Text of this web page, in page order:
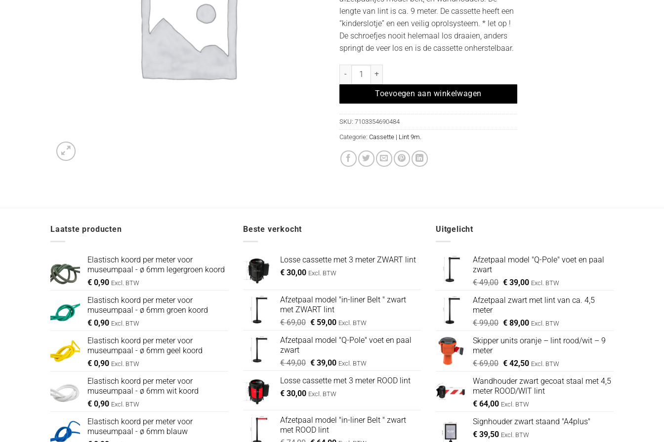
lengte van lint is ca. 9 meter. De cassette heeft een
“kinderslotje” en een veilig oprolsysteem. * let op !
De schroefjes nooit helemaal los draaien, anders
springt de veer los en is de cassette onherstelbaar.
Losse cassette met 9 meter PAARS lint hoeveelheid
Toevoegen aan winkelwagen
SKU: 7103354690484
Categorie: Cassette | Lint 9m.
Laatste producten
Elastisch koord per meter voor
museumpaal - ø 6mm legergroen koord
€ 0,90 Excl. BTW
Elastisch koord per meter voor
museumpaal - ø 6mm groen koord
€ 0,90 Excl. BTW
Elastisch koord per meter voor
museumpaal - ø 6mm geel koord
€ 0,90 Excl. BTW
Elastisch koord per meter voor
museumpaal - ø 6mm wit koord
€ 0,90 Excl. BTW
Elastisch koord per meter voor
museumpaal - ø 6mm blauw
Beste verkocht
Losse cassette met 3 meter ZWART lint
€ 30,00 Excl. BTW
Afzetpaal model "in-liner Belt " zwart
met ZWART lint
€69,00 Oorspronkelijke
was:
€59,00Huidige
is:
Excl. BTW
Afzetpaal model "Q-Pole" voet en paal
zwart
€49,00 Oorspronkelijke
was:
€ 49,00.
€39,00Huidige
is:
€ 39,00.
Excl. BTW
Losse cassette met 3 meter ROOD lint
€ 30,00 Excl. BTW
Afzetpaal model "in-liner Belt " zwart
met ROOD lint
Uitgelicht
Afzetpaal model "Q-Pole" voet en paal
zwart
€49,00 Oorspronkelijke
was:
€39,00Huidige
is:
Excl. BTW
Afzetpaal zwart met lint van ca. 4,5
meter
€99,00 Oorspronkelijke
was:
€89,00Huidige
is:
Excl. BTW
Skipper units oranje – lint rood/wit – 9
meter
€69,00 Oorspronkelijke
was:
€ 69,00.
€42,50Huidige
is:
€ 42,50.
Excl. BTW
Wandhouder zwart gecoat staal met 4,5
meter ROOD/WIT lint
€ 64,00 Excl. BTW
Signhouder zwart staand "A4plus"
€ 39,50 Excl. BTW